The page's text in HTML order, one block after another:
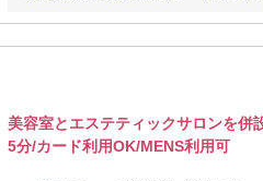
美容室とエステティックサロンを
5分/カード利用OK/MENS利用可